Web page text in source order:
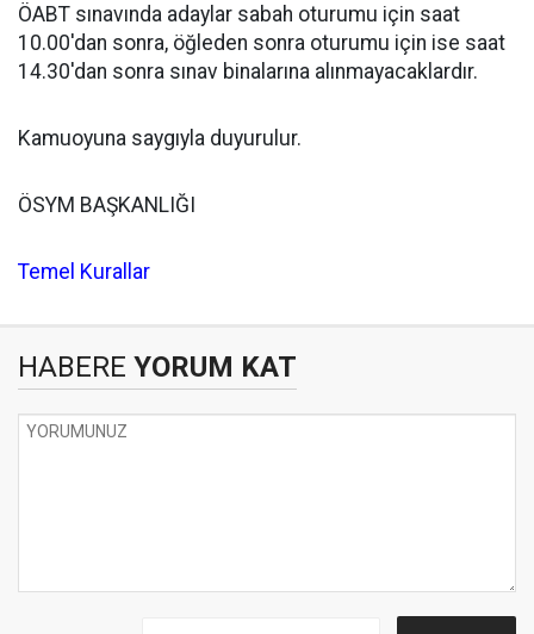
ÖABT sınavında adaylar sabah oturumu için saat
10.00'dan sonra, öğleden sonra oturumu için ise saat
14.30'dan sonra sınav binalarına alınmayacaklardır.
Kamuoyuna saygıyla duyurulur.
ÖSYM BAŞKANLIĞI
Temel Kurallar
HABERE YORUM KAT